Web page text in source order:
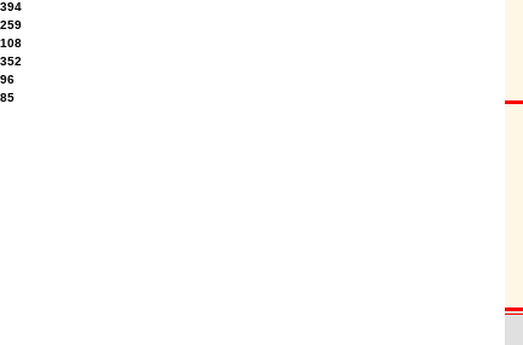
394
259
108
352
96
85